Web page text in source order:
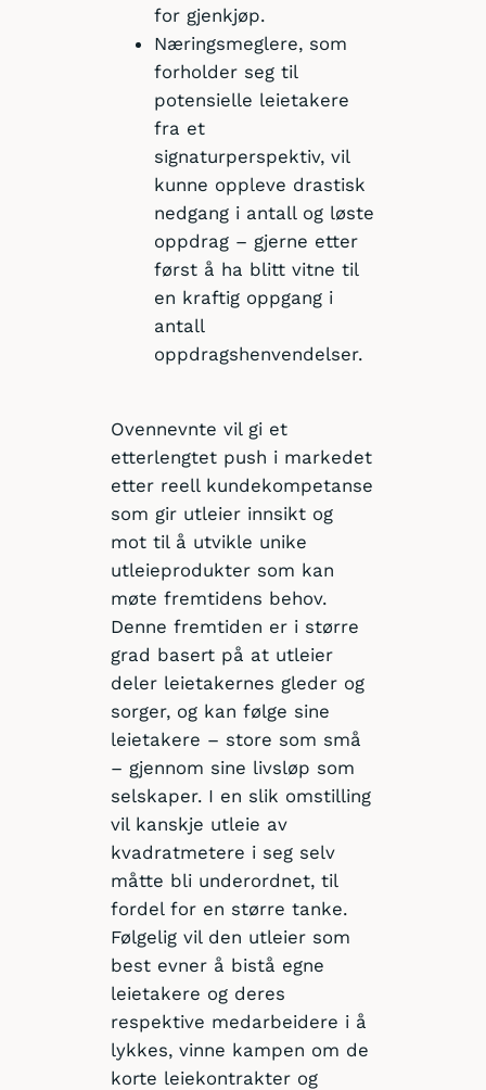
for gjenkjøp.
Næringsmeglere, som
forholder seg til
potensielle leietakere
fra et
signaturperspektiv, vil
kunne oppleve drastisk
nedgang i antall og løste
oppdrag – gjerne etter
først å ha blitt vitne til
en kraftig oppgang i
antall
oppdragshenvendelser.
Ovennevnte vil gi et
etterlengtet push i markedet
etter reell kundekompetanse
som gir utleier innsikt og
mot til å utvikle unike
utleieprodukter som kan
møte fremtidens behov.
Denne fremtiden er i større
grad basert på at utleier
deler leietakernes gleder og
sorger, og kan følge sine
leietakere – store som små
– gjennom sine livsløp som
selskaper. I en slik omstilling
vil kanskje utleie av
kvadratmetere i seg selv
måtte bli underordnet, til
fordel for en større tanke.
Følgelig vil den utleier som
best evner å bistå egne
leietakere og deres
respektive medarbeidere i å
lykkes, vinne kampen om de
korte leiekontrakter og